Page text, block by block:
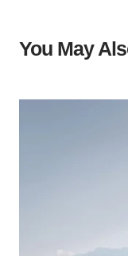
You May